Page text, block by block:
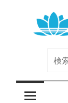
Cannabinoid
索: